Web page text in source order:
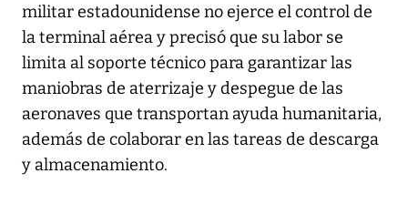
militar estadounidense no ejerce el control de
la terminal aérea y precisó que su labor se
limita al soporte técnico para garantizar las
maniobras de aterrizaje y despegue de las
aeronaves que transportan ayuda humanitaria,
además de colaborar en las tareas de descarga
y almacenamiento.